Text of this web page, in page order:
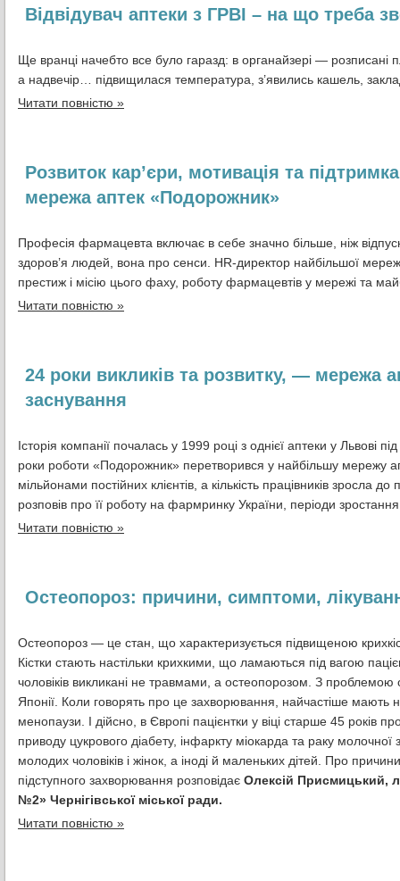
Відвідувач аптеки з ГРВІ – на що треба
Ще вранці начебто все було гаразд: в органайзері —
а надвечір… підвищилася температура, з’явились кашель,
Читати повністю »
Розвиток кар’єри, мотивація та
мережа аптек «Подорожник»
Професія фармацевта включає в себе значно більше, ніж
здоров’я людей, вона про сенси. HR-директор найбільшої
престиж і місію цього фаху, роботу фармацевтів у мережі та
Читати повністю »
24 роки викликів та розвитку, — мережа
заснування
Історія компанії почалась у 1999 році з однієї аптеки у
роки роботи «Подорожник» перетворився у найбільшу мережу
мільйонами постійних клієнтів, а кількість працівників
розповів про її роботу на фармринку України, періоди
Читати повністю »
Остеопороз: причини, симптоми,
Остеопороз — це стан, що характеризується підвищеною
Кістки стають настільки крихкими, що ламаються під вагою
чоловіків викликані не травмами, а остеопорозом. З
Японії. Коли говорять про це захворювання, найчастіше мають
менопаузи. І дійсно, в Європі пацієнтки у віці старше 45 років
приводу цукрового діабету, інфаркту міокарда та раку
молодих чоловіків і жінок, а іноді й маленьких дітей. Про
підступного захворювання розповідає Олексій Присмицький,
№2» Чернігівської міської ради.
Читати повністю »